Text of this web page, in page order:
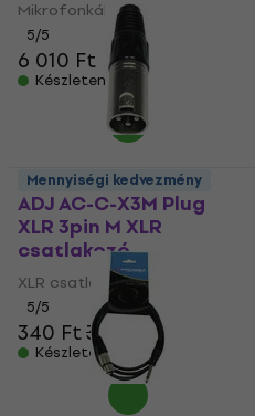
Mikrofonkábel
5/5
6 010 Ft
Készleten
ADJ AC-C-X3M Plug
XLR 3pin M XLR
csatlakozó
XLR csatlakozó
5/5
340 Ft350 Ft
Készleten
Mennyiségi kedvezmény